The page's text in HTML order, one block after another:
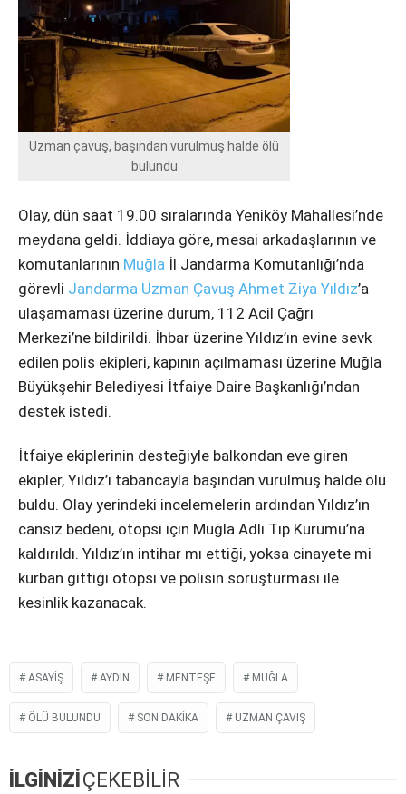
Youtube
Uzman çavuş, başından vurulmuş halde ölü
bulundu
Olay, dün saat 19.00 sıralarında Yeniköy Mahallesi’nde
meydana geldi. İddiaya göre, mesai arkadaşlarının ve
komutanlarının Muğla İl Jandarma Komutanlığı’nda
görevli Jandarma Uzman Çavuş Ahmet Ziya Yıldız’a
ulaşamaması üzerine durum, 112 Acil Çağrı
Merkezi’ne bildirildi. İhbar üzerine Yıldız’ın evine sevk
edilen polis ekipleri, kapının açılmaması üzerine Muğla
Büyükşehir Belediyesi İtfaiye Daire Başkanlığı’ndan
destek istedi.
İtfaiye ekiplerinin desteğiyle balkondan eve giren
ekipler, Yıldız’ı tabancayla başından vurulmuş halde ölü
buldu. Olay yerindeki incelemelerin ardından Yıldız’ın
cansız bedeni, otopsi için Muğla Adli Tıp Kurumu’na
kaldırıldı. Yıldız’ın intihar mı ettiği, yoksa cinayete mi
kurban gittiği otopsi ve polisin soruşturması ile
kesinlik kazanacak.
ASAYIŞ AYDIN MENTEŞE MUĞLA
ÖLÜ BULUNDU SON DAKIKA UZMAN ÇAVIŞ
İLGİNİZİ ÇEKEBİLİR